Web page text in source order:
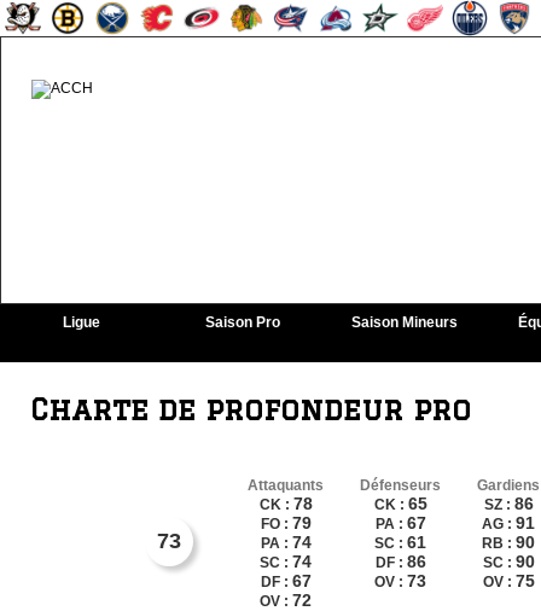
Ligue Saison Pro Saison Mineurs
Charte de profondeur pro
73
Attaquants
CK : 78
FO : 79
PA : 74
SC : 74
DF : 67
OV : 72
Défenseurs
CK : 65
PA : 67
SC : 61
DF : 86
OV : 73
Gardiens
SZ : 86
AG : 91
RB : 90
SC : 90
OV : 75